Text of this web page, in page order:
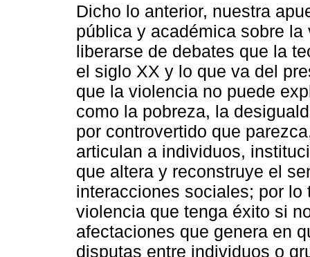
Dicho lo anterior, nuestra
pública y académica sobre
liberarse de debates que la
el siglo XX y lo que va del
que la violencia no puede
como la pobreza, la
por controvertido que
articulan a individuos,
que altera y reconstruye el
interacciones sociales; por
violencia que tenga éxito si
afectaciones que genera en
disputas entre individuos o